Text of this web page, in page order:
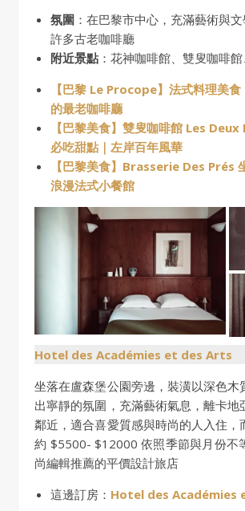
氛圍 ：在巴黎市中心，充滿藝術與
許多古老咖啡廳
附近景點 ：花神咖啡館、雙叟咖啡
【巴黎 Le Procope】法式料理美
的最老咖啡廳
【巴黎美食】雙叟咖啡館 Les
必吃甜點｜左岸百年風華
【巴黎美食】Brasserie Des Prés
浪漫法式小餐館
Hotel des Académies et des Arts
坐落在盧森堡公園旁邊，裝潢以深色木
出寧靜的氛圍，充滿藝術氣息，離卡地
鄰近，適合喜愛質感與時尚的人入住，
約 $5500- $12000 依照季節與月份不
尚編輯推薦的平價設計旅店
這邊訂房： Hotel des Académies